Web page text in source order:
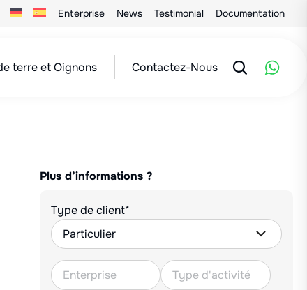
Enterprise News Testimonial Documentation
terre et Oignons Contactez-Nous
Plus d’informations ?
Type de client*